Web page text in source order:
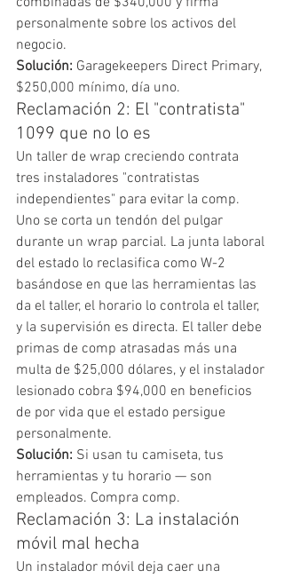
personalmente sobre los activos del
negocio.
Solución: Garagekeepers Direct Primary,
$250,000 mínimo, día uno.
Reclamación 2: El "contratista"
1099 que no lo es
Un taller de wrap creciendo contrata
tres instaladores "contratistas
independientes" para evitar la comp.
Uno se corta un tendón del pulgar
durante un wrap parcial. La junta laboral
del estado lo reclasifica como W-2
basándose en que las herramientas las
da el taller, el horario lo controla el taller,
y la supervisión es directa. El taller debe
primas de comp atrasadas más una
multa de $25,000 dólares, y el instalador
lesionado cobra $94,000 en beneficios
de por vida que el estado persigue
personalmente.
Solución: Si usan tu camiseta, tus
herramientas y tu horario — son
empleados. Compra comp.
Reclamación 3: La instalación
móvil mal hecha
Un instalador móvil deja caer una